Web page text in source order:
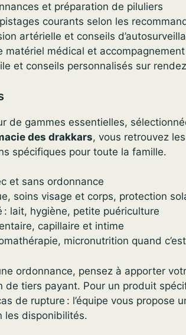
et préparation de piluliers
courants selon les
artérielle et conseils
matériel médical et
et conseils personnalisés sur
de gammes essentielles,
des drakkars, vous retrouvez
spécifiques pour toute la famille.
et sans ordonnance
soins visage et corps, protection
: lait, hygiène, petite puériculture
capillaire et intime
micronutrition quand
ordonnance, pensez à apporter
de tiers payant. Pour un produit
de rupture : l’équipe vous propose
les disponibilités.